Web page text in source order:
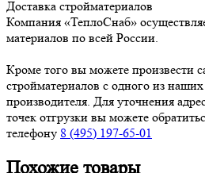
Доставка стройматериалов
Компания «ТеплоСнаб»
материалов по всей России.
Кроме того вы можете произвести
стройматериалов с одного из
производителя. Для уточнения
точек отгрузки вы можете
телефону 8 (495) 197-65-01
Похожие товары